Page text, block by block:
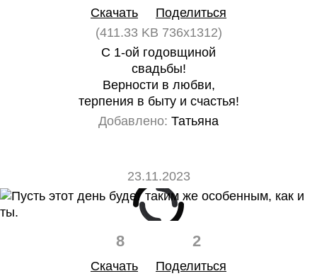
Скачать
Поделиться
(411.33 KB 736x1312)
С 1-ой годовщиной
свадьбы!
Верности в любви,
терпения в быту и счастья!
Добавлено: Татьяна
23.11.2023
8 2
Скачать
Поделиться